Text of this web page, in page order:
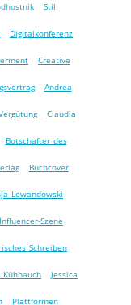
Stil
Digitalkonferenz
Creative
Andrea
Claudia
Botschafter des
Buchcover
Lewandowski
Influencer-Szene
Schreiben
Kühbauch Jessica
Plattformen